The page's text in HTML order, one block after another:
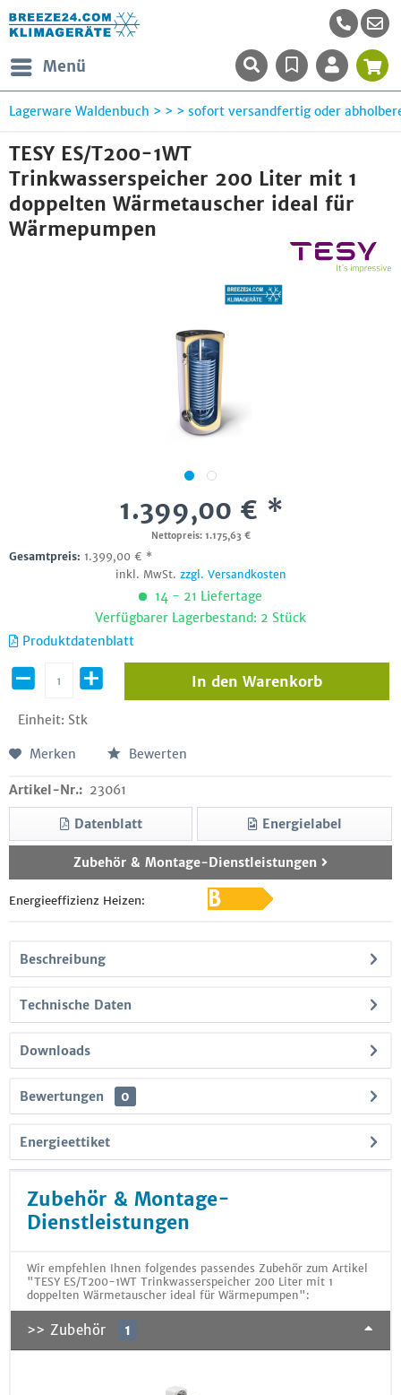
Menü
Lagerware Waldenbuch > > > sofort versandfertig oder
TESY ES/T200-1WT
Trinkwasserspeicher 200 Liter mit 1
doppelten Wärmetauscher ideal für
Wärmepumpen
1.399,00 € *
Nettopreis: 1.175,63 €
Gesamtpreis: 1.399,00 € *
inkl. MwSt. zzgl. Versandkosten
14 - 21 Liefertage
Verfügbarer Lagerbestand: 2 Stück
Produktdatenblatt
Einheit: Stk
In den Warenkorb
Merken Bewerten
Artikel-Nr.: 23061
Datenblatt Energielabel
Zubehör & Montage-Dienstleistungen
Energieeffizienz Heizen:
Beschreibung
Technische Daten
Downloads
Bewertungen 0
Energieettiket
Zubehör & Montage-
Dienstleistungen
Wir empfehlen Ihnen folgendes passendes Zubehör zum Artikel
"TESY ES/T200-1WT Trinkwasserspeicher 200 Liter mit 1
doppelten Wärmetauscher ideal für Wärmepumpen":
>> Zubehör 1